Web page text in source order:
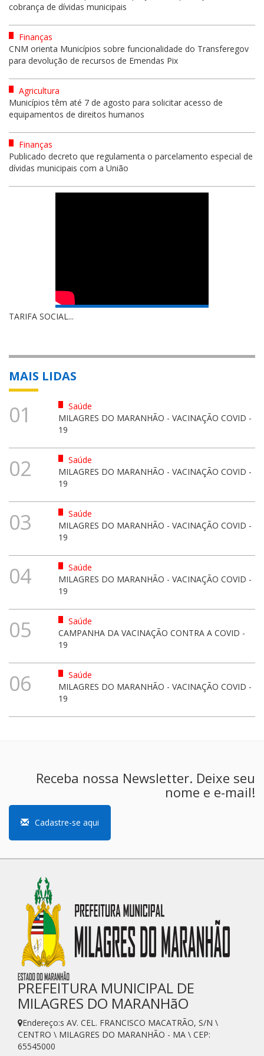
cobrança de dívidas municipais
Finanças
CNM orienta Municípios sobre funcionalidade do Transferegov
para devolução de recursos de Emendas Pix
Agricultura
Municípios têm até 7 de agosto para solicitar acesso de
equipamentos de direitos humanos
Finanças
Publicado decreto que regulamenta o parcelamento especial de
dívidas municipais com a União
TARIFA SOCIAL...
MAIS LIDAS
01
Saúde
MILAGRES DO MARANHÃO - VACINAÇÃO COVID -
19
02
Saúde
MILAGRES DO MARANHÃO - VACINAÇÃO COVID -
19
03
Saúde
MILAGRES DO MARANHÃO - VACINAÇÃO COVID -
19
04
Saúde
MILAGRES DO MARANHÃO - VACINAÇÃO COVID -
19
05
Saúde
CAMPANHA DA VACINAÇÃO CONTRA A COVID -
19
06
Saúde
MILAGRES DO MARANHÃO - VACINAÇÃO COVID -
19
Receba nossa Newsletter. Deixe seu
nome e e-mail!
Cadastre-se aqui
PREFEITURA MUNICIPAL DE
MILAGRES DO MARANHãO
Endereço:s AV. CEL. FRANCISCO MACATRÃO, S/N \
CENTRO \ MILAGRES DO MARANHÃO - MA \ CEP:
65545000